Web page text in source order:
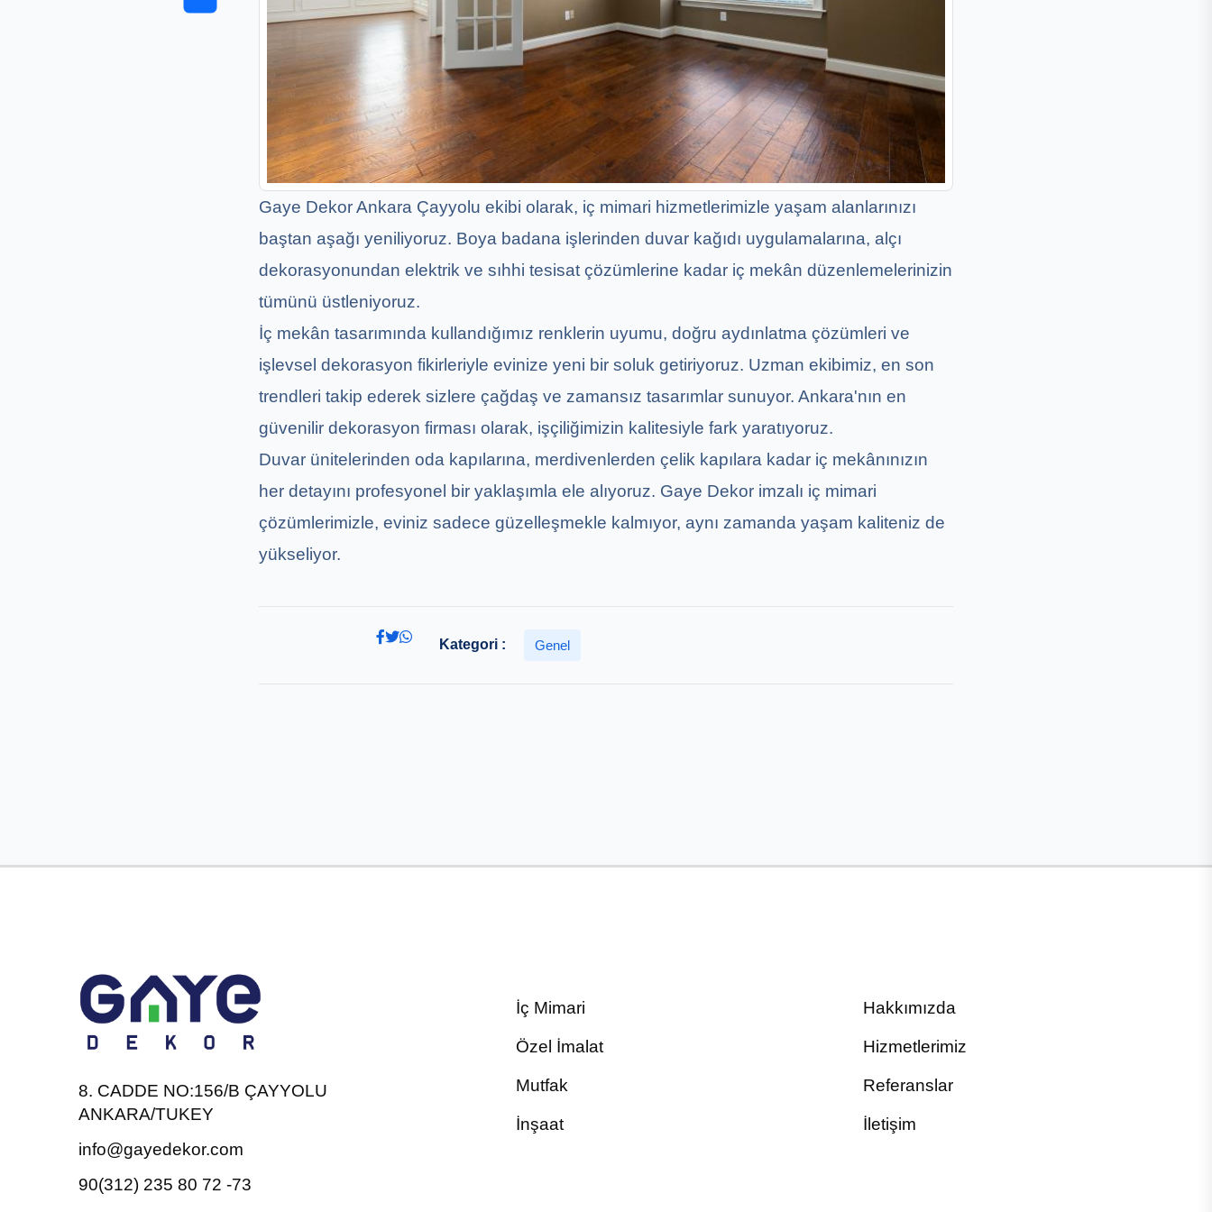
Gaye Dekor Ankara Çayyolu ekibi olarak, iç mimari hizmetlerimizle yaşam alanlarınızı
baştan aşağı yeniliyoruz. Boya badana işlerinden duvar kağıdı uygulamalarına, alçı
dekorasyonundan elektrik ve sıhhi tesisat çözümlerine kadar iç mekân düzenlemelerinizin
tümünü üstleniyoruz.
İç mekân tasarımında kullandığımız renklerin uyumu, doğru aydınlatma çözümleri ve
işlevsel dekorasyon fikirleriyle evinize yeni bir soluk getiriyoruz. Uzman ekibimiz, en son
trendleri takip ederek sizlere çağdaş ve zamansız tasarımlar sunuyor. Ankara'nın en
güvenilir dekorasyon firması olarak, işçiliğimizin kalitesiyle fark yaratıyoruz.
Duvar ünitelerinden oda kapılarına, merdivenlerden çelik kapılara kadar iç mekânınızın
her detayını profesyonel bir yaklaşımla ele alıyoruz. Gaye Dekor imzalı iç mimari
çözümlerimizle, eviniz sadece güzelleşmekle kalmıyor, aynı zamanda yaşam kaliteniz de
yükseliyor.
Kategori : Genel
8. CADDE NO:156/B ÇAYYOLU
ANKARA/TUKEY
info@gayedekor.com
90(312) 235 80 72 -73
İç Mimari
Özel İmalat
Mutfak
İnşaat
Hakkımızda
Hizmetlerimiz
Referanslar
İletişim